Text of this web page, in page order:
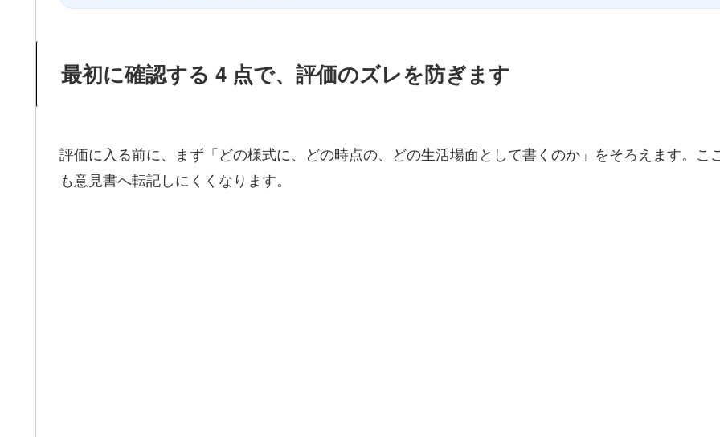
最初に確認する 4 点で、評価のズレを防ぎます
評価に入る前に、まず「どの様式に、どの時点の、どの生活場面として書くのか」をそろえます。
も意見書へ転記しにくくなります。